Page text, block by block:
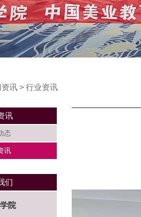
资讯 > 行业资讯
讯
态
讯
们
院